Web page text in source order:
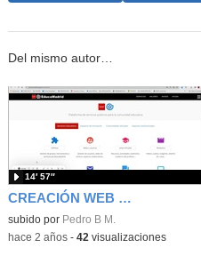
Del mismo autor…
CREACIÓN WEB DE CLASE
subido por Pedro B M.
14′ 57″
-hace 2 años- 42 visualizaciones